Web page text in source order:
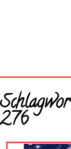
Startseite
Neue Bilder
276